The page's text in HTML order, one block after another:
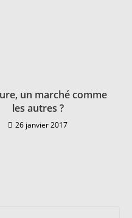
un marché comme
les autres ?
26 janvier 2017